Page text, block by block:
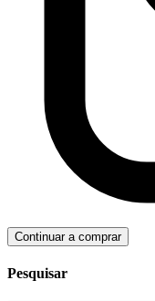
Continuar a comprar
Pesquisar